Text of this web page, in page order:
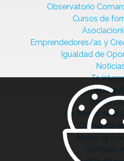
Observatorio
Cursos de
Emprendedores/as y
Igualdad de
Te
Bierzo
La Senda de
Comanda
Apoyo al
Territorio